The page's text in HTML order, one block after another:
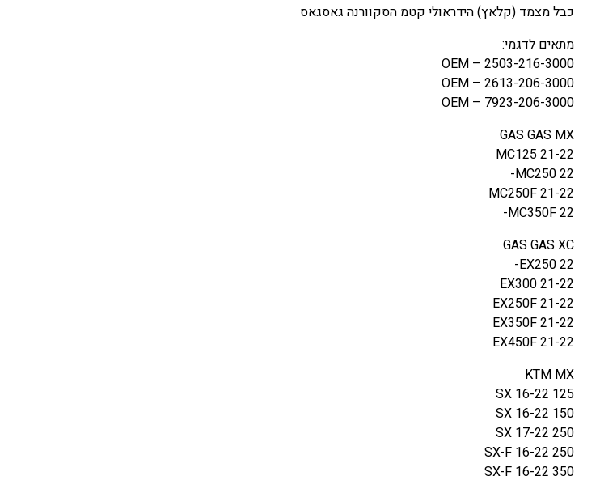
כבל מצמד (קלאץ) הידראולי קטמ הסקוורנה גאסגאס
מתאים לדגמי:
OEM – 2503-216-3000
OEM – 2613-206-3000
OEM – 7923-206-3000
GAS GAS MX
MC125 21-22
MC250 22-
MC250F 21-22
MC350F 22-
GAS GAS XC
EX250 22-
EX300 21-22
EX250F 21-22
EX350F 21-22
EX450F 21-22
KTM MX
125 SX 16-22
150 SX 16-22
250 SX 17-22
250 SX-F 16-22
350 SX-F 16-22